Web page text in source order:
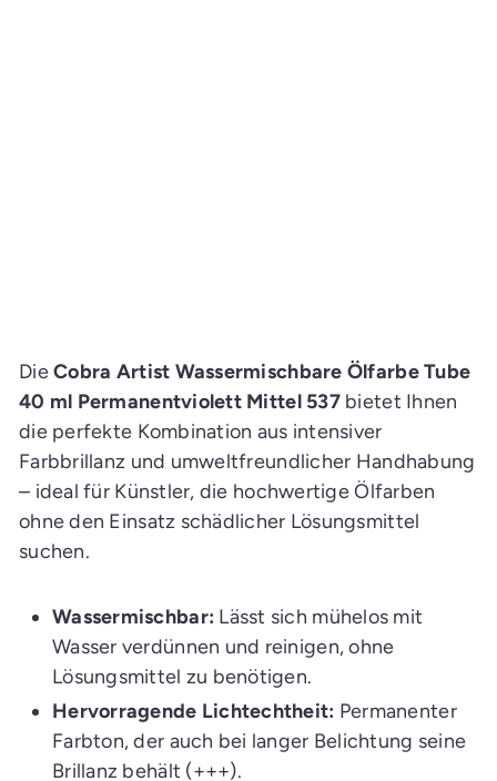
n
k
a
u
s
a
g
e
e
n
DieCobra Artist Wassermischbare Ölfarbe Tube
40 ml Permanentviolett Mittel 537bietet Ihnen
die perfekte Kombination aus intensiver
Farbbrillanz und umweltfreundlicher Handhabung
– ideal für Künstler, die hochwertige Ölfarben
ohne den Einsatz schädlicher Lösungsmittel
suchen.
Wassermischbar: Lässt sich mühelos mit
Wasser verdünnen und reinigen, ohne
Lösungsmittel zu benötigen.
Hervorragende Lichtechtheit: Permanenter
Farbton, der auch bei langer Belichtung seine
Brillanz behält (+++).